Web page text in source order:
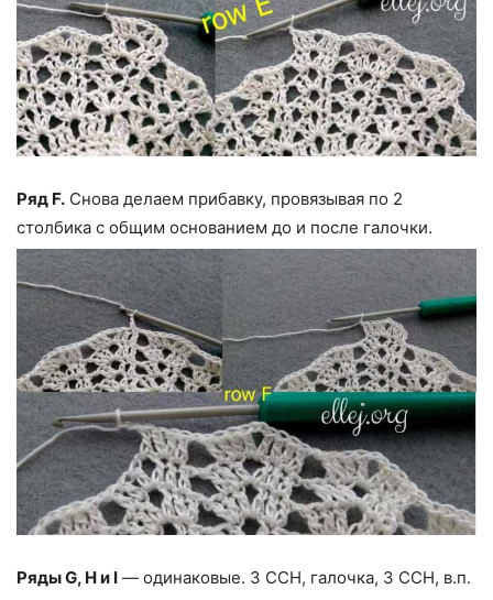
Ряд F. Снова делаем прибавку, провязывая по 2
столбика с общим основанием до и после галочки.
Ряды G, H и I — одинаковые. 3 ССН, галочка, 3 ССН, в.п.